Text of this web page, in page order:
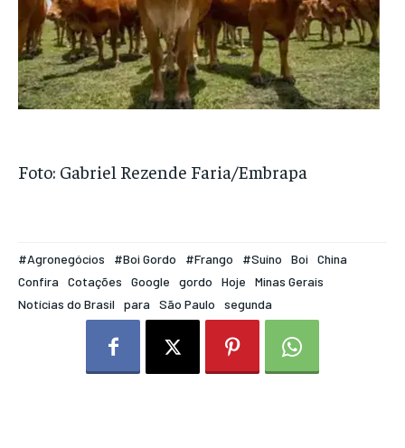
Foto: Gabriel Rezende Faria/Embrapa
#Agronegócios #Boi Gordo #Frango #Suíno Boi
China
Confira
Cotações Google gordo Hoje
Minas Gerais
Notícias do Brasil
para São Paulo segunda